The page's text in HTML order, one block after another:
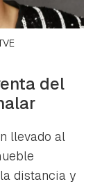
del
llevado al
distancia y